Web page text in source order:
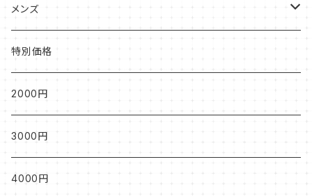
ベスト
長袖
ひざ丈
ロング丈
ハンドバッグ
トートバッグ
小物
半袖
長袖
カーディガン
メンズ
半袖
長袖
カーディガン
特別価格
2000円
3000円
4000円